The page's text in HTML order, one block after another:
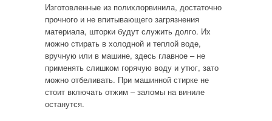
Изготовленные из полихлорвинила, достаточно
прочного и не впитывающего загрязнения
материала, шторки будут служить долго. Их
можно стирать в холодной и теплой воде,
вручную или в машине, здесь главное – не
применять слишком горячую воду и утюг, зато
можно отбеливать. При машинной стирке не
стоит включать отжим – заломы на виниле
останутся.